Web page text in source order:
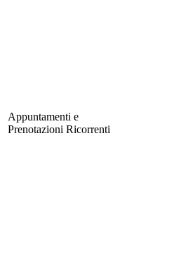
Appuntamenti e
Prenotazioni Ricorrenti